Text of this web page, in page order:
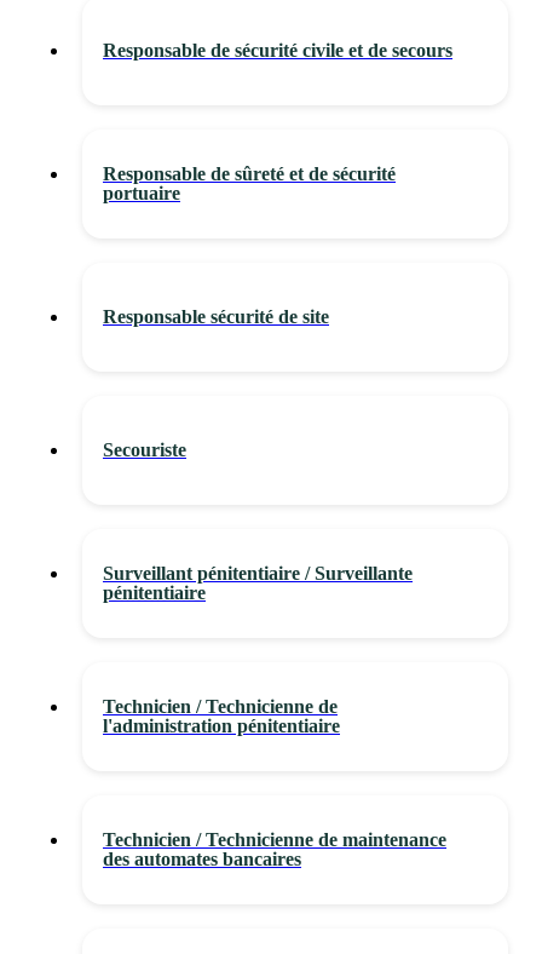
Responsable de sécurité civile et de secours
Responsable de sûreté et de sécurité
portuaire
Responsable sécurité de site
Secouriste
Surveillant pénitentiaire / Surveillante
pénitentiaire
Technicien / Technicienne de
l'administration pénitentiaire
Technicien / Technicienne de maintenance
des automates bancaires